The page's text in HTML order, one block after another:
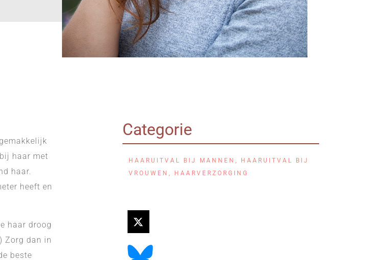
haar met
haar.
heeft en
haar droog
Zorg dan in
beste
Categorie
HAARUITVAL BIJ MANNEN ,
HAARUITVAL BIJ
VROUWEN , HAARVERZORGING